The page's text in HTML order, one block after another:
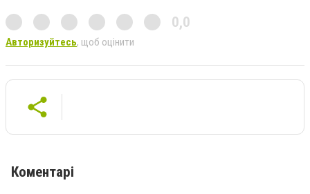
0,0
Авторизуйтесь, щоб оцінити
Коментарі